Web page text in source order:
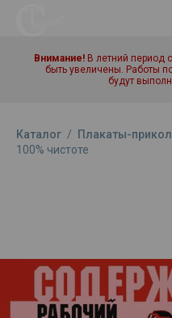
Внимание! В летний период
быть увеличены. Работы
будут
Каталог / Плакаты-
100% чистоте